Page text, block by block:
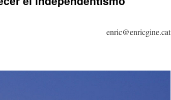
enric@enricgine.cat